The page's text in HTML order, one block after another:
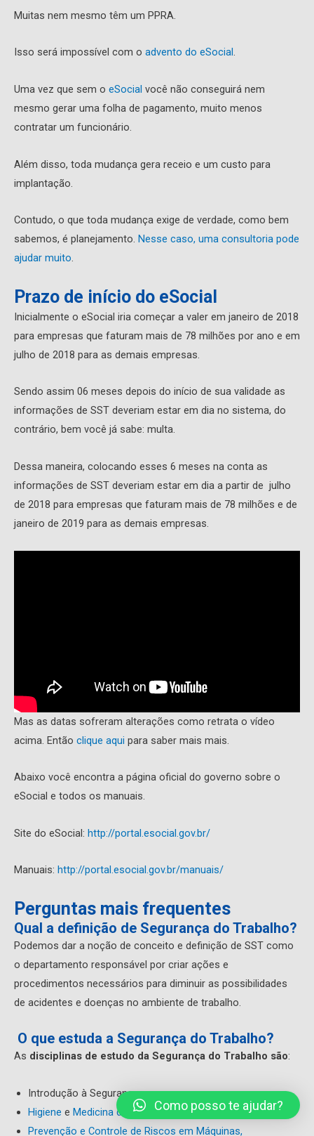
Muitas nem mesmo têm um PPRA.
Isso será impossível com o advento do eSocial.
Uma vez que sem o eSocial você não conseguirá nem
mesmo gerar uma folha de pagamento, muito menos
contratar um funcionário.
Além disso, toda mudança gera receio e um custo para
implantação.
Contudo, o que toda mudança exige de verdade, como bem
sabemos, é planejamento. Nesse caso, uma consultoria pode
ajudar muito.
Prazo de início do eSocial
Inicialmente o eSocial iria começar a valer em janeiro de 2018
para empresas que faturam mais de 78 milhões por ano e em
julho de 2018 para as demais empresas.
Sendo assim 06 meses depois do início de sua validade as
informações de SST deveriam estar em dia no sistema, do
contrário, bem você já sabe: multa.
Dessa maneira, colocando esses 6 meses na conta as
informações de SST deveriam estar em dia a partir de julho
de 2018 para empresas que faturam mais de 78 milhões e de
janeiro de 2019 para as demais empresas.
Mas as datas sofreram alterações como retrata o vídeo
acima. Então clique aqui para saber mais mais.
Abaixo você encontra a página oficial do governo sobre o
eSocial e todos os manuais.
Site do eSocial: http://portal.esocial.gov.br/
Manuais: http://portal.esocial.gov.br/manuais/
Perguntas mais frequentes
Qual a definição de Segurança do Trabalho?
Podemos dar a noção de conceito e definição de SST como
o departamento responsável por criar ações e
procedimentos necessários para diminuir as possibilidades
de acidentes e doenças no ambiente de trabalho.
O que estuda a Segurança do Trabalho?
As disciplinas de estudo da Segurança do Trabalho são:
Introdução à Segurança;
Higiene e Medicina do Trabalho;
Prevenção e Controle de Riscos em Máquinas,
Como posso te ajudar?